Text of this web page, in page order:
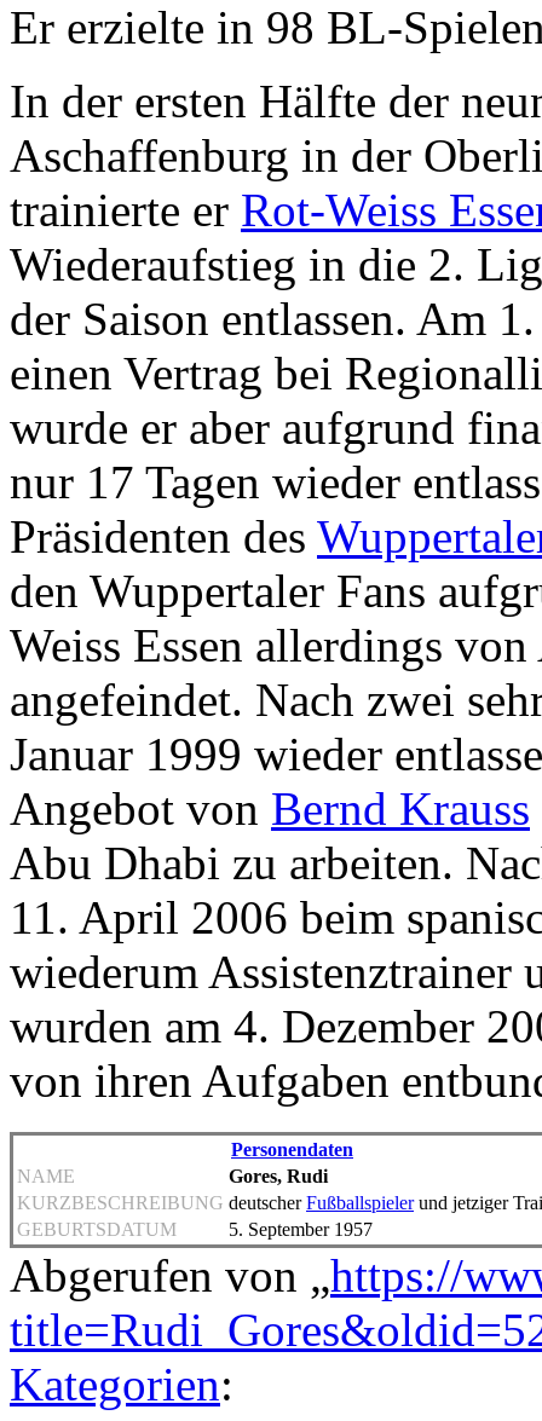
Er erzielte in 98 BL-
In der ersten Hälfte der
Aschaffenburg in der
trainierte er Rot-Weiss
Wiederaufstieg in die 2.
der Saison entlassen. Am
einen Vertrag bei
wurde er aber aufgrund
nur 17 Tagen wieder
Präsidenten des
den Wuppertaler Fans
Weiss Essen allerdings
angefeindet. Nach zwei
Januar 1999 wieder
Angebot von Bernd Krauss
Abu Dhabi zu arbeiten.
11. April 2006 beim
wiederum Assistenztrainer
wurden am 4. Dezember
von ihren Aufgaben
Personendaten
NAME
Gores, Rudi
KURZBESCHREIBUNG deutscherFußballspielerund jetziger
GEBURTSDATUM
5. September 1957
Abgerufen von „https://
Kategorien: